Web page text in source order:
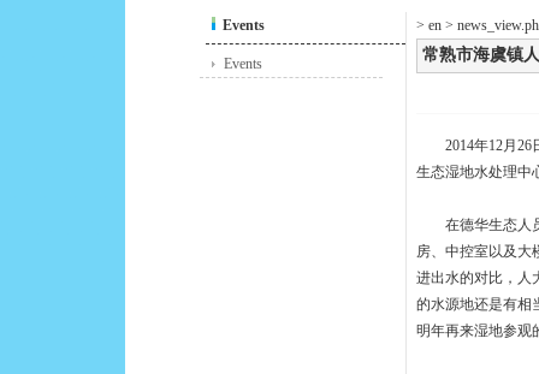
Events
Events
> en >
常熟市海虞镇
2014年12月26
生态湿地水处理中
在德华生态人员
房、中控室以及大
进出水的对比，人
的水源地还是有相
明年再来湿地参观